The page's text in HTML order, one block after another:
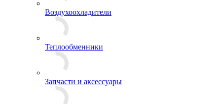
Воздухоохладители
Теплообменники
Запчасти и аксессуары